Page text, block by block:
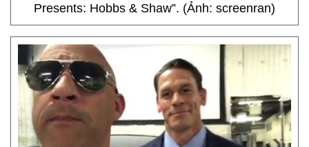
Presents: Hobbs & Shaw”. (Ảnh: screenran)